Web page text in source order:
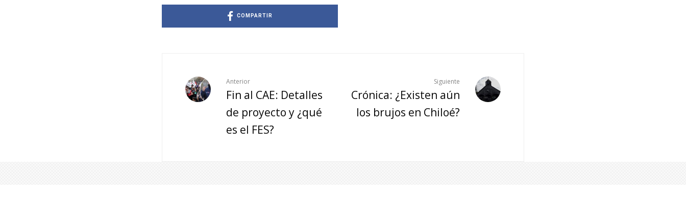
COMPARTIR
Anterior
Fin al CAE: Detalles
de proyecto y ¿qué
es el FES?
Siguiente
Crónica: ¿Existen aún
los brujos en Chiloé?